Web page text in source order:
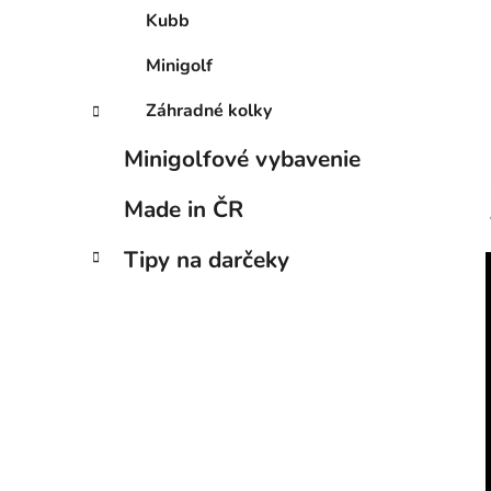
Kubb
Minigolf
Záhradné kolky
Minigolfové vybavenie
Made in ČR
Tipy na darčeky